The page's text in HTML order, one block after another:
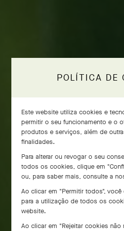
POLÍTICA DE
Este website utiliza cookies e
permitir o seu funcionamento e o
produtos e serviços, além de
finalidades.
Para alterar ou revogar o seu
todos os cookies, clique em
ou, para saber mais, consulte a
Ao clicar em "Permitir todos",
para a utilização de todos os
website.
Ao clicar em "Rejeitar cookies não